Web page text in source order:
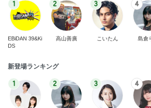
1
EBiDAN 39&Ki
DS
2
高山善廣
3
こいたん
4
島倉
新登場ランキング
1 2 3 4